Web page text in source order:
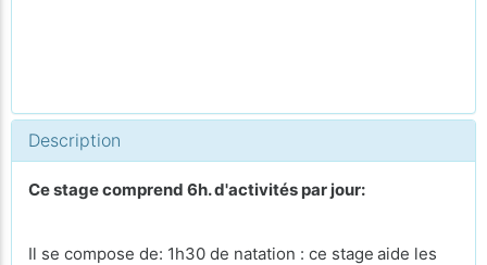
Description
Ce stage comprend 6h. d'activités par jour:
Il se compose de: 1h30 de natation : ce stage aide les